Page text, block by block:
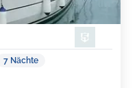
7 Nächte